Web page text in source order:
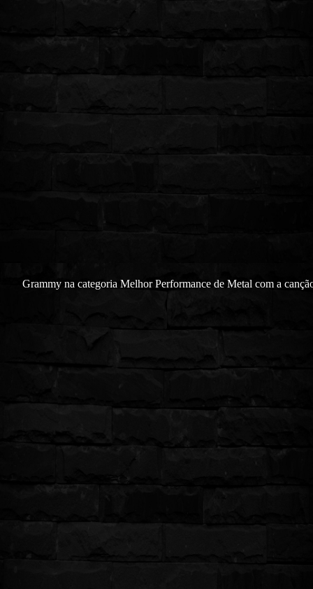
Grammy na categoria Melhor Performance de Metal com a